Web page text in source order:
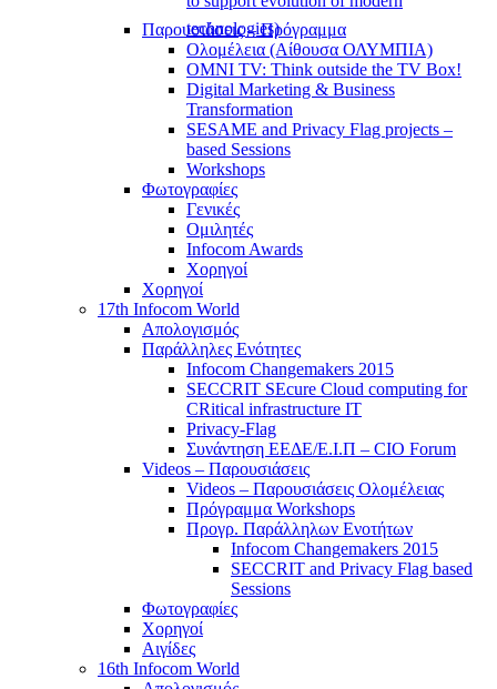
technologies)
Παρουσιάσεις – Πρόγραμμα
Ολομέλεια (Αίθουσα ΟΛΥΜΠΙΑ)
OMNI TV: Think outside the TV Box!
Digital Marketing & Business
Transformation
SESAME and Privacy Flag projects –
based Sessions
Workshops
Φωτογραφίες
Γενικές
Ομιλητές
Infocom Awards
Χορηγοί
Χορηγοί
17th Infocom World
Απολογισμός
Παράλληλες Ενότητες
Infocom Changemakers 2015
SECCRIT SEcure Cloud computing for
CRitical infrastructure IT
Privacy-Flag
Συνάντηση ΕΕΔΕ/Ε.Ι.Π – CIO Forum
Videos – Παρουσιάσεις
Videos – Παρουσιάσεις Ολομέλειας
Πρόγραμμα Workshops
Προγρ. Παράλληλων Ενοτήτων
Infocom Changemakers 2015
SECCRIT and Privacy Flag based
Sessions
Φωτογραφίες
Χορηγοί
Αιγίδες
16th Infocom World